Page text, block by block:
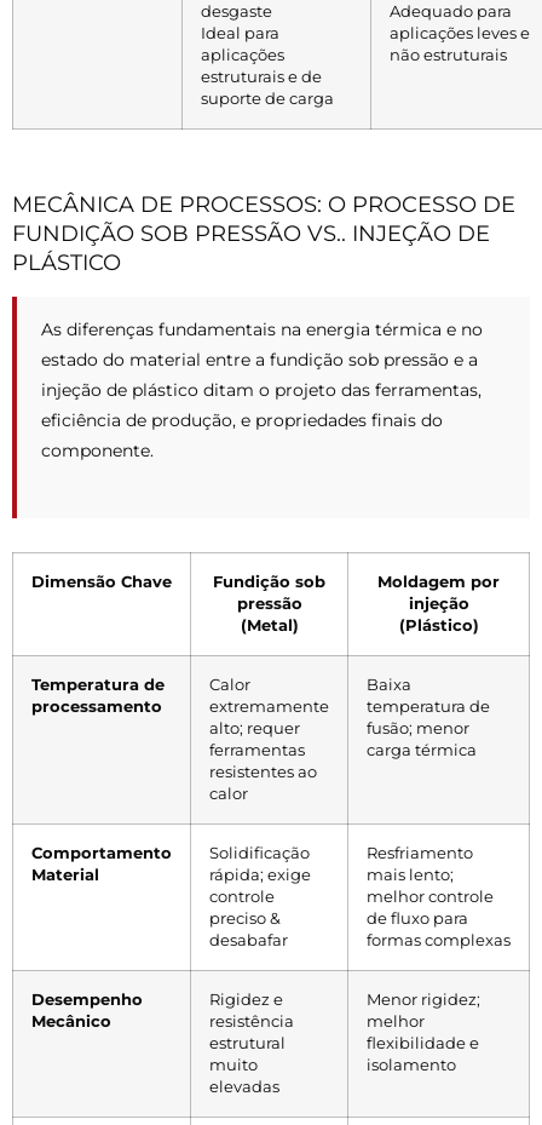
desgaste
Ideal para
aplicações
estruturais e de
suporte de carga
Adequado para
aplicações leves e
não estruturais
MECÂNICA DE PROCESSOS: O PROCESSO DE
FUNDIÇÃO SOB PRESSÃO VS.. INJEÇÃO DE
PLÁSTICO
As diferenças fundamentais na energia térmica e no
estado do material entre a fundição sob pressão e a
injeção de plástico ditam o projeto das ferramentas,
eficiência de produção, e propriedades finais do
componente.
Dimensão Chave
Fundição sob
pressão
(Metal)
Moldagem por
injeção
(Plástico)
Temperatura de
processamento
Calor
extremamente
alto; requer
ferramentas
resistentes ao
calor
Baixa
temperatura de
fusão; menor
carga térmica
Comportamento
Material
Solidificação
rápida; exige
controle
preciso &
desabafar
Resfriamento
mais lento;
melhor controle
de fluxo para
formas complexas
Desempenho
Mecânico
Rigidez e
resistência
estrutural
muito
elevadas
Menor rigidez;
melhor
flexibilidade e
isolamento